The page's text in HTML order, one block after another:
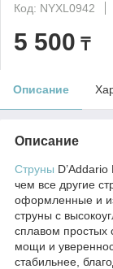
Код: NYXL0942
5 500 ₸
Описание
Описание
Струны
чем все другие
оформленные и
струны с
сплавом простых
мощи и
стабильнее,